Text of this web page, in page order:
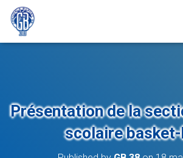
Samedi 25 mars 2023 au lycée Emmanuel
garçons de 2ne, 1ère et terminale
Présentation de la
scolaire